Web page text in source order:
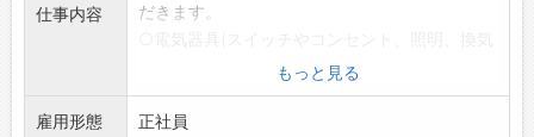
仕事内容
だきます。
ど)の配線及び配管、取り付け作業等です。
○作業については指導致します。
もっと見る
雇用形態 正社員